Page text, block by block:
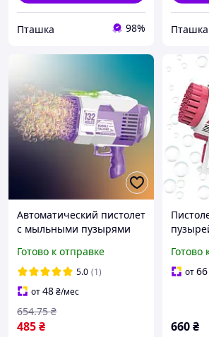
Пташка 98% Пташка
Автоматический пистолет
с мыльными пузырями
2 бутылки мыльного
раствора USB-зарядка
Готово к отправке
5.0 (1)
от48₴/мес
485₴
654.75 ₴
пузыри
Готово
от66
660₴